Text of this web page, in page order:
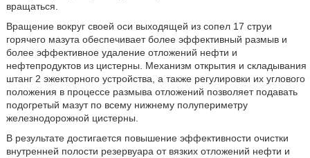
вращаться.
Вращение вокруг своей оси выходящей из сопел 17 струи
горячего мазута обеспечивает более эффективный размыв и
более эффективное удаление отложений нефти и
нефтепродуктов из цистерны. Механизм открытия и складывания
штанг 2 эжекторного устройства, а также регулировки их углового
положения в процессе размыва отложений позволяет подавать
подогретый мазут по всему нижнему полупериметру
железнодорожной цистерны.
В результате достигается повышение эффективности очистки
внутренней полости резервуара от вязких отложений нефти и